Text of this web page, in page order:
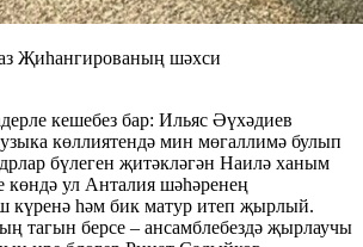
Җиһангированың шәхси
кешебез бар: Ильяс Әүхәдиев
көллиятендә мин мөгаллимә булып
бүлеген җитәкләгән Наилә ханым
көндә ул Анталия шәһәренең
күренә һәм бик матур итеп җырлый.
тагын берсе – ансамблебездә җырлаучы